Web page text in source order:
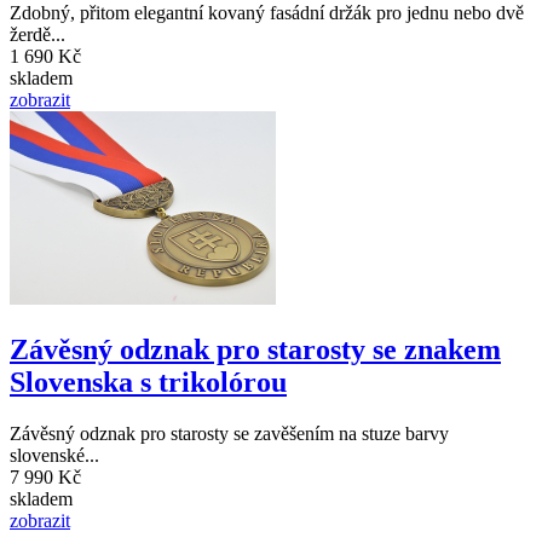
Zdobný, přitom elegantní kovaný fasádní držák pro jednu nebo dvě
žerdě...
1 690 Kč
skladem
zobrazit
Závěsný odznak pro starosty se znakem
Slovenska s trikolórou
Závěsný odznak pro starosty se zavěšením na stuze barvy
slovenské...
7 990 Kč
skladem
zobrazit